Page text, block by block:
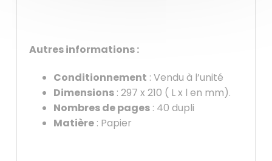
Autres informations :
Conditionnement : Vendu à l’unité
Dimensions: 297 x 210 ( L x l en mm).
Nombres de pages: 40 dupli
Matière: Papier